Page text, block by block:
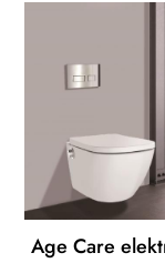
hygiënischer